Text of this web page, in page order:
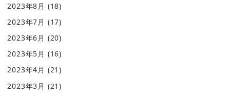
2023年8月 (18)
2023年7月 (17)
2023年6月 (20)
2023年5月 (16)
2023年4月 (21)
2023年3月 (21)